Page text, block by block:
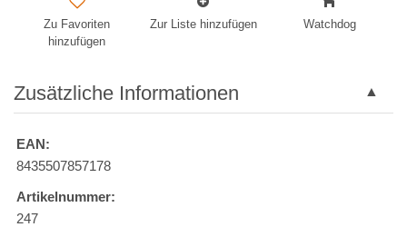
Zu Favoriten
hinzufügen
Zur Liste hinzufügen Watchdog
Zusätzliche Informationen
EAN:
8435507857178
Artikelnummer:
247